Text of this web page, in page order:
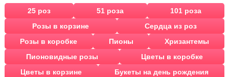
25 роз 51 роза
101 роза
Розы в корзине
Сердца из роз
Розы в коробке
Пионы
Хризантемы
Пионовидные розы
Цветы в коробке
Цветы в корзине
Букеты на день рождения